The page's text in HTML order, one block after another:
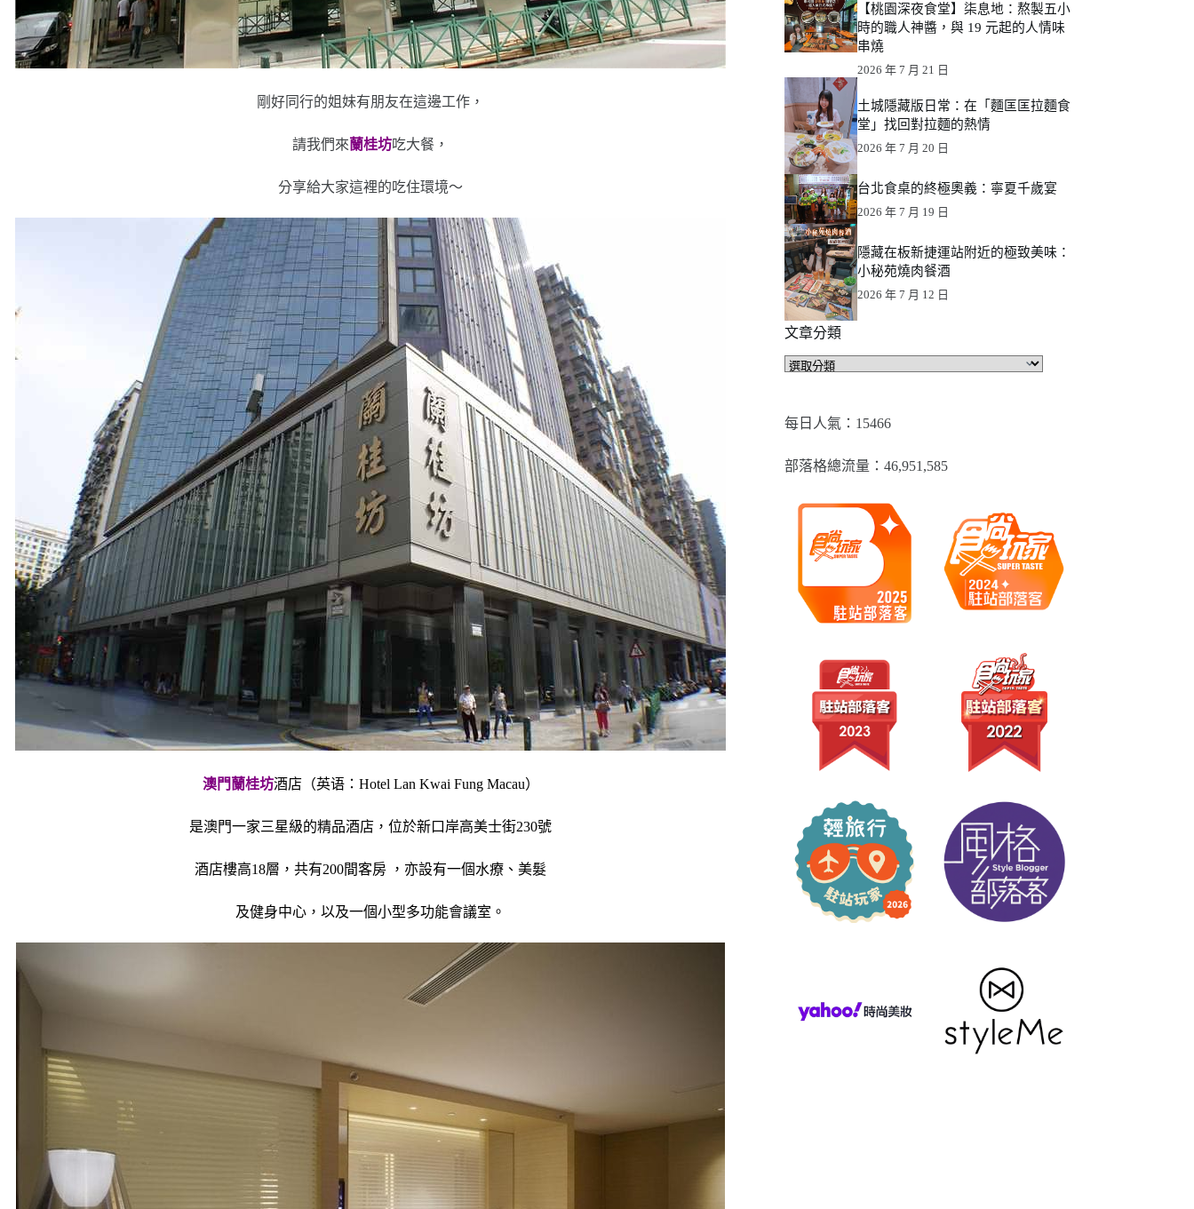
剛好同行的姐妹有朋友在這邊工作，
請我們來蘭桂坊吃大餐，
分享給大家這裡的吃住環境～
澳門蘭桂坊酒店（英语：Hotel Lan Kwai Fung Macau）
是澳門一家三星級的精品酒店，位於新口岸高美士街230號
酒店樓高18層，共有200間客房 ， 亦設有一個水療、美髮
及健身中心，以及一個小型多功能會議室。
【桃園深夜食堂】柒息地：熬製五小
時的職人神醬，與 19 元起的人情味
串燒
2026 年 7 月 21 日
土城隱藏版日常：在「麵匡匡拉麵食
堂」找回對拉麵的熱情
2026 年 7 月 20 日
台北食桌的終極奧義：寧夏千歲宴
2026 年 7 月 19 日
隱藏在板新捷運站附近的極致美味：
小秘苑燒肉餐酒
2026 年 7 月 12 日
文章分類
文
類
每日人氣：15466
部落格總流量：​46,951,585